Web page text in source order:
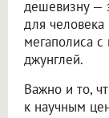
дешевизну —
для человека
мегаполиса
джунглей.
Важно и то,
к научным